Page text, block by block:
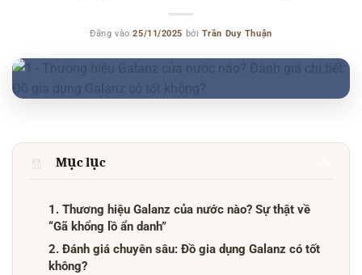
Đăng vào25/11/2025 bởi Trần Duy Thuận
Mục lục
1. Thương hiệu Galanz của nước nào? Sự thật về
“Gã khổng lồ ẩn danh”
2. Đánh giá chuyên sâu: Đồ gia dụng Galanz có tốt
không?